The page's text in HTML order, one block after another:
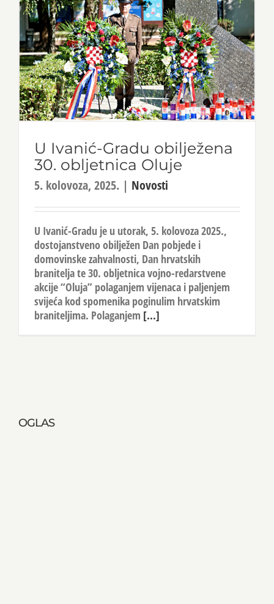
U Ivanić-Gradu obilježena
30. obljetnica Oluje
5. kolovoza, 2025. | Novosti
U Ivanić-Gradu je u utorak, 5. kolovoza 2025.,
dostojanstveno obilježen Dan pobjede i
domovinske zahvalnosti, Dan hrvatskih
branitelja te 30. obljetnica vojno-redarstvene
akcije “Oluja” polaganjem vijenaca i paljenjem
svijeća kod spomenika poginulim hrvatskim
braniteljima. Polaganjem [...]
OGLAS